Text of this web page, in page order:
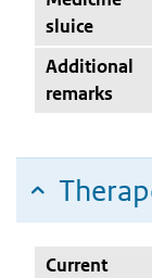
sluice
Additional
remarks
Current